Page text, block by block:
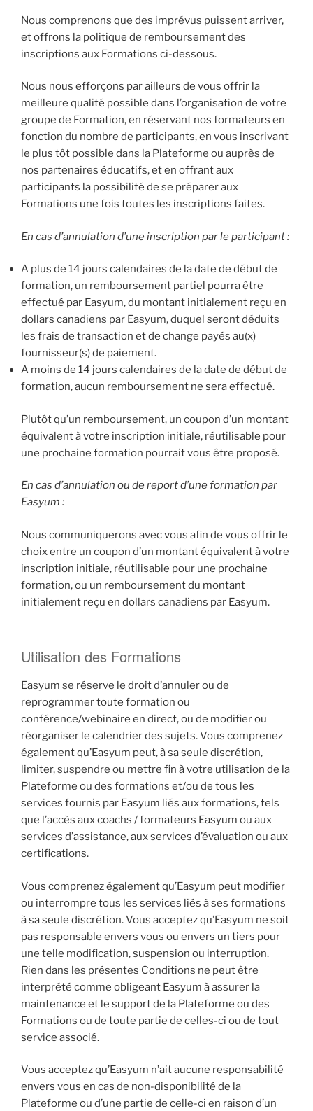
Nous comprenons que des imprévus puissent arriver,
et offrons la politique de remboursement des
inscriptions aux Formations ci-dessous.
Nous nous efforçons par ailleurs de vous offrir la
meilleure qualité possible dans l’organisation de votre
groupe de Formation, en réservant nos formateurs en
fonction du nombre de participants, en vous inscrivant
le plus tôt possible dans la Plateforme ou auprès de
nos partenaires éducatifs, et en offrant aux
participants la possibilité de se préparer aux
Formations une fois toutes les inscriptions faites.
En cas d’annulation d’une inscription par le participant :
A plus de 14 jours calendaires de la date de début de
formation, un remboursement partiel pourra être
effectué par Easyum, du montant initialement reçu en
dollars canadiens par Easyum, duquel seront déduits
les frais de transaction et de change payés au(x)
fournisseur(s) de paiement.
A moins de 14 jours calendaires de la date de début de
formation, aucun remboursement ne sera effectué.
Plutôt qu’un remboursement, un coupon d’un montant
équivalent à votre inscription initiale, réutilisable pour
une prochaine formation pourrait vous être proposé.
En cas d’annulation ou de report d’une formation par
Easyum :
Nous communiquerons avec vous afin de vous offrir le
choix entre un coupon d’un montant équivalent à votre
inscription initiale, réutilisable pour une prochaine
formation, ou un remboursement du montant
initialement reçu en dollars canadiens par Easyum.
Utilisation des Formations
Easyum se réserve le droit d’annuler ou de
reprogrammer toute formation ou
conférence/webinaire en direct, ou de modifier ou
réorganiser le calendrier des sujets. Vous comprenez
également qu’Easyum peut, à sa seule discrétion,
limiter, suspendre ou mettre fin à votre utilisation de la
Plateforme ou des formations et/ou de tous les
services fournis par Easyum liés aux formations, tels
que l’accès aux coachs / formateurs Easyum ou aux
services d’assistance, aux services d’évaluation ou aux
certifications.
Vous comprenez également qu’Easyum peut modifier
ou interrompre tous les services liés à ses formations
à sa seule discrétion. Vous acceptez qu’Easyum ne soit
pas responsable envers vous ou envers un tiers pour
une telle modification, suspension ou interruption.
Rien dans les présentes Conditions ne peut être
interprété comme obligeant Easyum à assurer la
maintenance et le support de la Plateforme ou des
Formations ou de toute partie de celles-ci ou de tout
service associé.
Vous acceptez qu’Easyum n’ait aucune responsabilité
envers vous en cas de non-disponibilité de la
Plateforme ou d’une partie de celle-ci en raison d’un